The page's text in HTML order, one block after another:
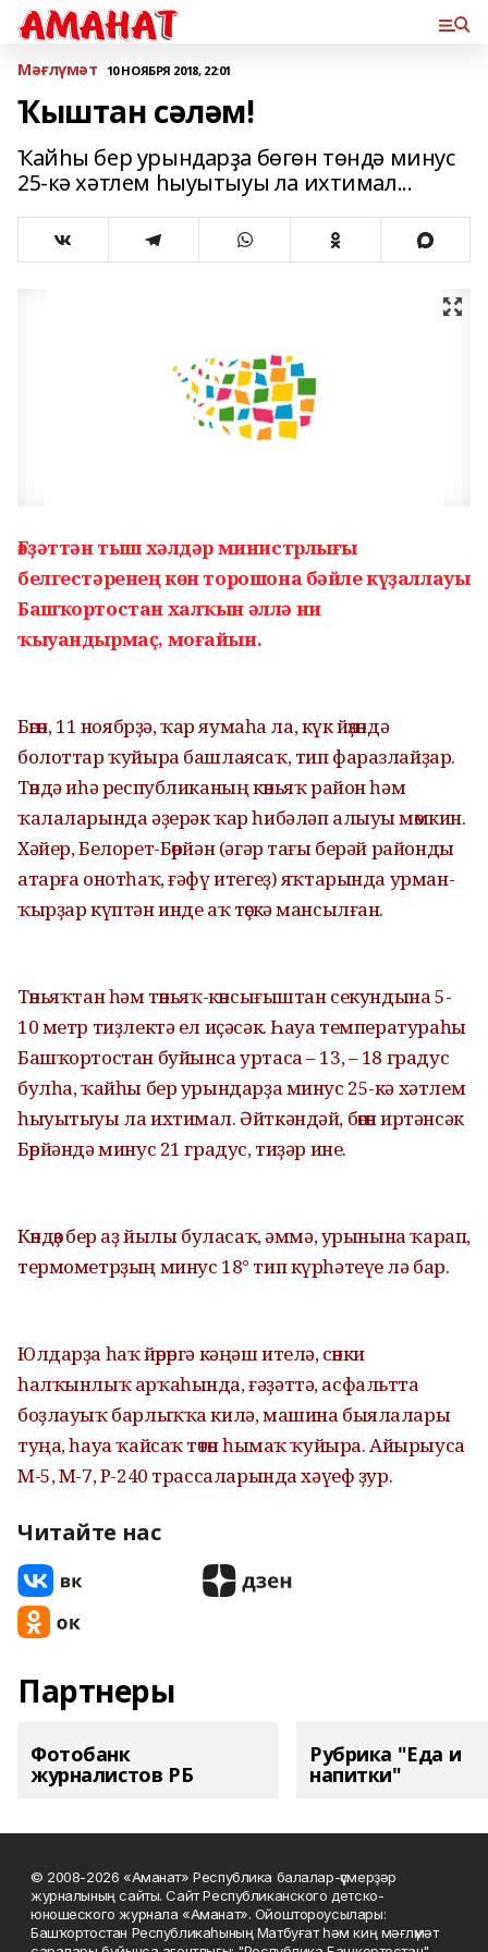
Мәғлүмәт 10 НОЯБРЯ 2018, 22:01
Ҡыштан сәләм!
Ҡайһы бер урындарҙа бөгөн төндә минус
25-кә хәтлем һыуытыуы ла ихтимал...
Ғәҙәттән тыш хәлдәр министрлығы
белгестәренең көн торошона бәйле күҙаллауы
Башҡортостан халҡын әллә ни
ҡыуандырмаҫ, моғайын.
Бөгөн, 11 ноябрҙә, ҡар яумаһа ла, күк йөҙөндә
болоттар ҡуйыра башлаясаҡ, тип фаразлайҙар.
Төндә иһә республиканың көньяҡ район һәм
ҡалаларында әҙерәк ҡар һибәләп алыуы мөмкин.
Хәйер, Белорет-Бөрйән (әгәр тағы берәй районды
атарға онотһаҡ, ғәфү итегеҙ) яҡтарында урман-
ҡырҙар күптән инде аҡ төҫкә мансылған.
Төньяҡтан һәм төньяҡ-көнсығыштан секундына 5-
10 метр тиҙлектә ел иҫәсәк. Һауа температураһы
Башҡортостан буйынса уртаса – 13, – 18 градус
булһа, ҡайһы бер урындарҙа минус 25-кә хәтлем
һыуытыуы ла ихтимал. Әйткәндәй, бөгөн иртәнсәк
Бөрйәндә минус 21 градус, тиҙәр ине.
Көндөҙ бер аҙ йылы буласаҡ, әммә, урынына ҡарап,
термометрҙың минус 18° тип күрһәтеүе лә бар.
Юлдарҙа һаҡ йөрөргә кәңәш ителә, сөнки
һалҡынлыҡ арҡаһында, ғәҙәттә, асфальтта
боҙлауыҡ барлыҡҡа килә, машина быялалары
туңа, һауа ҡайсаҡ төтөн һымаҡ ҡуйыра. Айырыуса
М-5, М-7, Р-240 трассаларында хәүеф ҙур.
Читайте нас
Партнеры
Фотобанк
журналистов РБ
Рубрика "Еда и
напитки"
© 2008-2026 «Аманат» Республика балалар-үҫмерҙәр
журналының сайты. Сайт Республиканского детско-
юношеского журнала «Аманат». Ойоштороусылары:
Башҡортостан Республикаһының Матбуғат һәм киң мәғлүмәт